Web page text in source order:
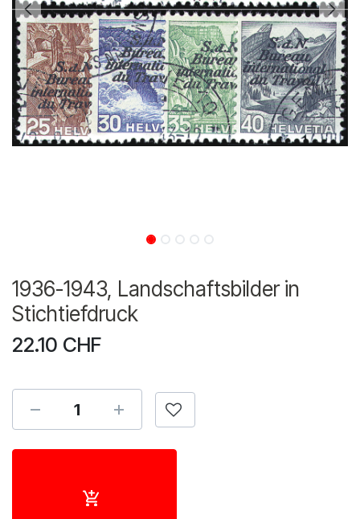
1936-1943, Landschaftsbilder in
Stichtiefdruck
22.10 CHF